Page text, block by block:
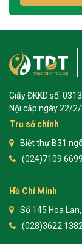
Giấy ĐKKD số:
Nội cấp ngày 22/
Trụ sở chính
Biệt thự B31
(024)7109 6699
Hồ Chí Minh
Số 145 Hoa
(028)3622 1382